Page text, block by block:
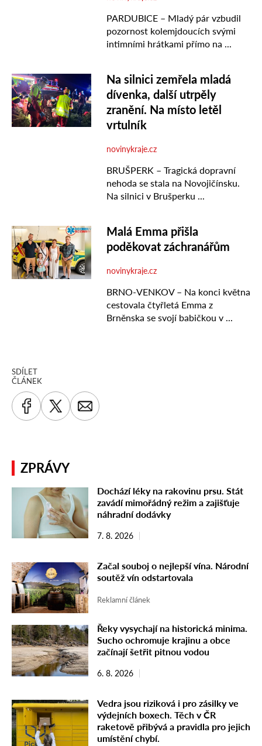
SDÍLET
ČLÁNEK
ZPRÁVY
Dochází léky na rakovinu prsu. Stát
zavádí mimořádný režim a zajišťuje
náhradní dodávky
7. 8. 2026
Začal souboj o nejlepší vína. Národní
soutěž vín odstartovala
Reklamní článek
Řeky vysychají na historická minima.
Sucho ochromuje krajinu a obce
začínají šetřit pitnou vodou
6. 8. 2026
Vedra jsou riziková i pro zásilky ve
výdejních boxech. Těch v ČR
raketově přibývá a pravidla pro jejich
umístění chybí.